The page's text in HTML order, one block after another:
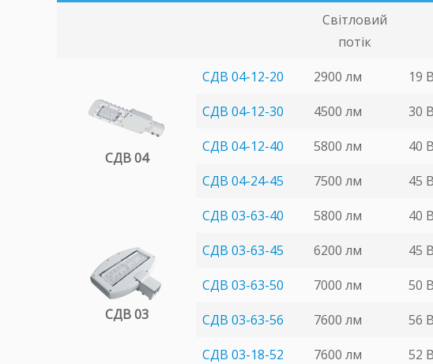
Світловий
потік
СДВ 04
СДВ 04-12-20 2900 лм 19
СДВ 04-12-30 4500 лм 30
СДВ 04-12-40
5800 лм 40
СДВ 04-24-45
7500 лм 45
СДВ 03
СДВ 03-63-40 5800 лм 40
СДВ 03-63-45 6200 лм 45
СДВ 03-63-50
7000 лм 50
СДВ 03-63-56
7600 лм 56
СДВ 03-18-52
7600 лм 52